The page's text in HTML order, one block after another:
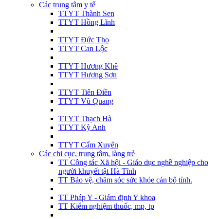
Các trung tâm y tế
TTYT Thành Sen
TTYT Hồng Lĩnh
TTYT Đức Thọ
TTYT Can Lộc
TTYT Hương Khê
TTYT Hương Sơn
TTYT Tiên Điền
TTYT Vũ Quang
TTYT Thạch Hà
TTYT Kỳ Anh
TTYT Cẩm Xuyên
Các chi cục, trung tâm, làng trẻ
TT Công tác Xã hội - Giáo dục nghề nghiệp cho
người khuyết tật Hà Tĩnh
TT Bảo vệ, chăm sóc sức khỏe cán bộ tỉnh.
TT Pháp Y - Giám định Y khoa
TT Kiểm nghiệm thuốc, mp, tp